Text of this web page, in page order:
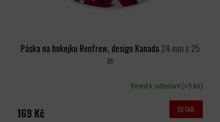
Páska na hokejku Renfrew, design Kanada 24 mm x 25
m
Ihned k odeslání (>5 ks)
169 Kč DETAIL